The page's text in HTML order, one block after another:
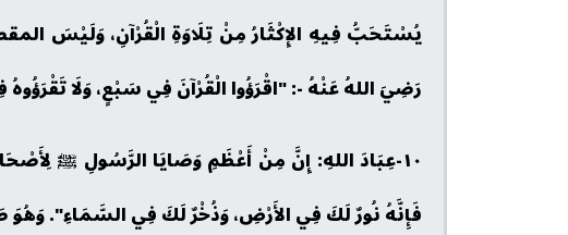
يُسْتَحَبُّ فِيهِ الإِكْثَارُ مِنْ تِلَاوَةِ الْقُرْآنِ، وَلَيْسَ
رَضِيَ اللهُ عَنْهُ -: "اقْرَؤُوا الْقُرْآنَ فِي سَبْعٍ، وَلَا
١٠-عِبَادَ اللهِ: إِنَّ مِنْ أَعْظَمِ وَصَايَا الرَّسُولِ ﷺ
فَإِنَّهُ نُورٌ لَكَ فِي الأَرْضِ، وَذُخْرٌ لَكَ فِي السَّمَاءِ". وَهُوَ